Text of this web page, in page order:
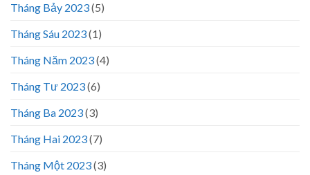
Tháng Bảy 2023(5)
Tháng Sáu 2023(1)
Tháng Năm 2023(4)
Tháng Tư 2023(6)
Tháng Ba 2023(3)
Tháng Hai 2023(7)
Tháng Một 2023(3)